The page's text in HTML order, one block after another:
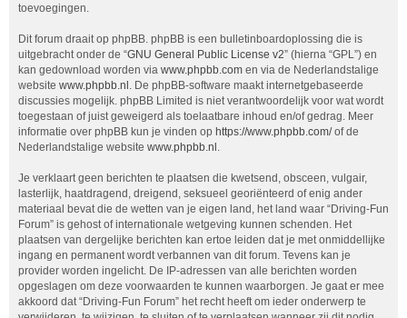
toevoegingen.
Dit forum draait op phpBB. phpBB is een bulletinboardoplossing die is
uitgebracht onder de “GNU General Public License v2” (hierna “GPL”) en
kan gedownload worden via www.phpbb.com en via de Nederlandstalige
website www.phpbb.nl . De phpBB-software maakt internetgebaseerde
discussies mogelijk. phpBB Limited is niet verantwoordelijk voor wat wordt
toegestaan of juist geweigerd als toelaatbare inhoud en/of gedrag. Meer
informatie over phpBB kun je vinden op https://www.phpbb.com/of de
Nederlandstalige website www.phpbb.nl .
Je verklaart geen berichten te plaatsen die kwetsend, obsceen, vulgair,
lasterlijk, haatdragend, dreigend, seksueel georiënteerd of enig ander
materiaal bevat die de wetten van je eigen land, het land waar “Driving-Fun
Forum” is gehost of internationale wetgeving kunnen schenden. Het
plaatsen van dergelijke berichten kan ertoe leiden dat je met onmiddellijke
ingang en permanent wordt verbannen van dit forum. Tevens kan je
provider worden ingelicht. De IP-adressen van alle berichten worden
opgeslagen om deze voorwaarden te kunnen waarborgen. Je gaat er mee
akkoord dat “Driving-Fun Forum” het recht heeft om ieder onderwerp te